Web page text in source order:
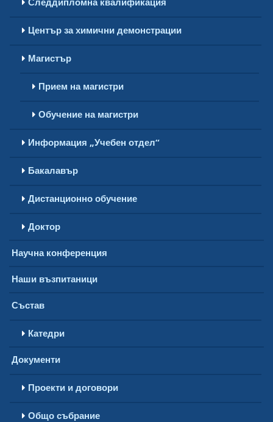
Следдипломна квалификация
Център за химични демонстрации
Магистър
Прием на магистри
Обучение на магистри
Информация „Учебен отдел“
Бакалавър
Дистанционно обучение
Доктор
Научна конференция
Наши възпитаници
Състав
Катедри
Документи
Проекти и договори
Общо събрание